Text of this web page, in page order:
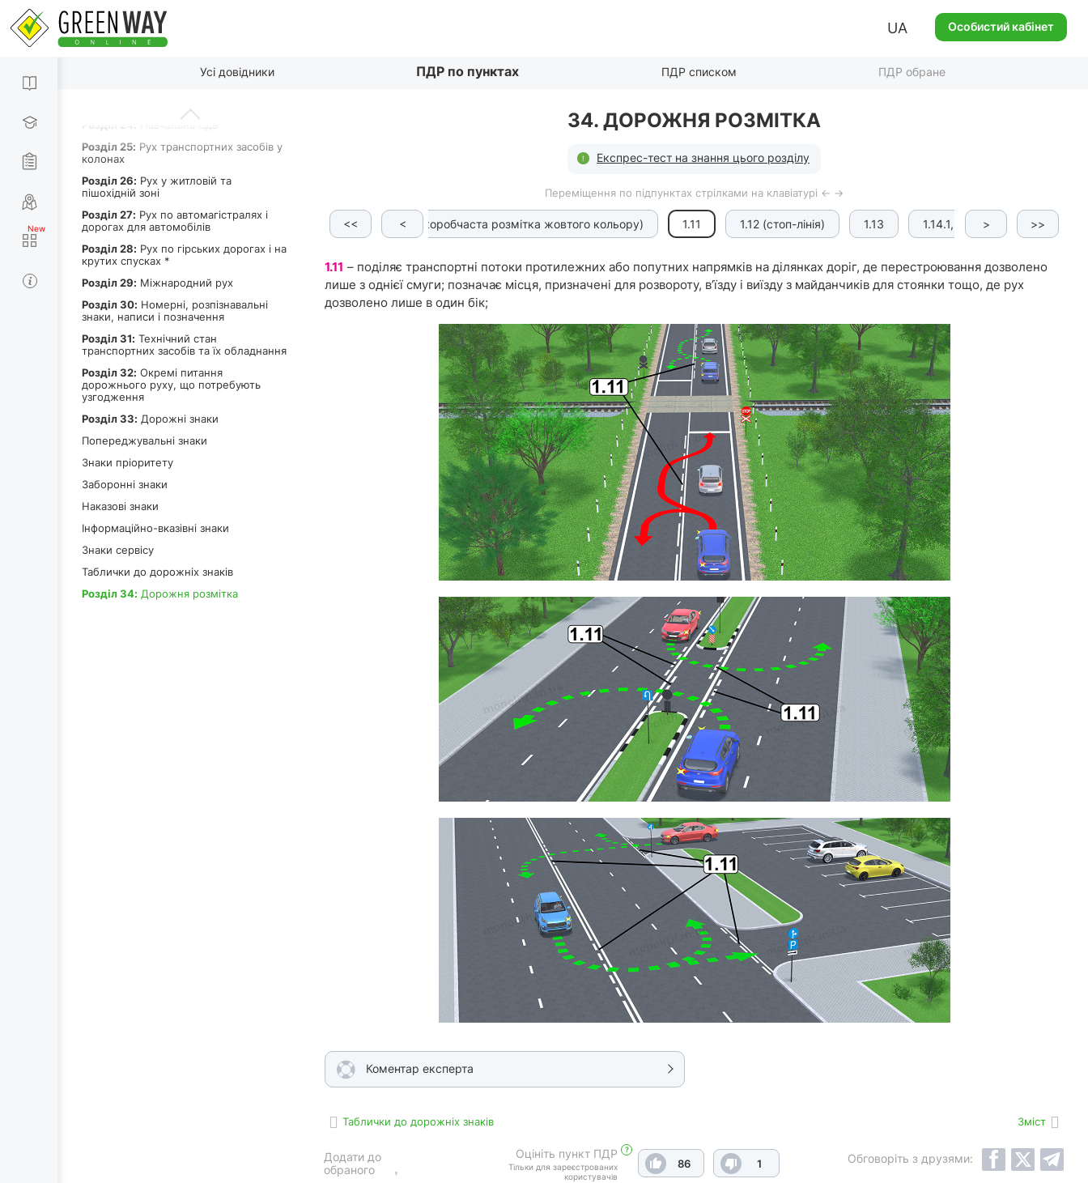
UA Особистий кабінет
Усі довідники ПДР по пунктах ПДР списком ПДР обране
Роздiл 20:Рух через залізничні
переїзди
Роздiл 21:Перевезення пасажирів
Перевезення вантажу
Роздiл 25: Рух транспортних засобів у
колонах
Роздiл 26: Рух у житловій та
пішохідній зоні
Роздiл 27: Рух по автомагістралях і
дорогах для автомобілів
Роздiл 28: Рух по гірських дорогах і на
крутих спусках *
Роздiл 29: Міжнародний рух
Роздiл 30: Номерні, розпізнавальні
знаки, написи і позначення
Роздiл 31: Технічний стан
транспортних засобів та їх обладнання
Роздiл 32: Окремі питання
дорожнього руху, що потребують
узгодження
Роздiл 33: Дорожні знаки
Попереджувальні знаки
Знаки пріоритету
Заборонні знаки
Наказові знаки
Інформаційно-вказівні знаки
Знаки сервісу
Таблички до дорожніх знаків
Роздiл 34: Дорожня розмітка
34. ДОРОЖНЯ РОЗМІТКА
Експрес-тест на знання цього розділу
Переміщення по підпунктах стрілками на клавіатурі ← →
<< <
лінія) 1.9 1.10.1 - 1.10.3 1.10.2 1.10.3 (коробчаста розмітка жовтого кольору) 1.11 1.12 (стоп-лінія) 1.13 1.14.1, 1.14.2, 1.14.3>>
>
1.11 – поділяє транспортні потоки протилежних або попутних напрямків на ділянках доріг, де перестроювання дозволено
лише з однієї смуги; позначає місця, призначені для розвороту, в’їзду і виїзду з майданчиків для стоянки тощо, де рух
дозволено лише в один бік;
Коментар експерта
Таблички до дорожніх знаків Зміст
Оцініть пункт ПДР ?
Тільки для зареєстрованих
користувачів
86 1
Додати до
обраного
Обговоріть з друзями: